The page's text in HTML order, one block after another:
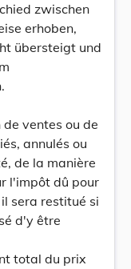
zwischen
erhoben,
übersteigt und
ventes ou de
annulés ou
de la manière
l'impôt dû pour
sera restitué si
d'y être
total du prix